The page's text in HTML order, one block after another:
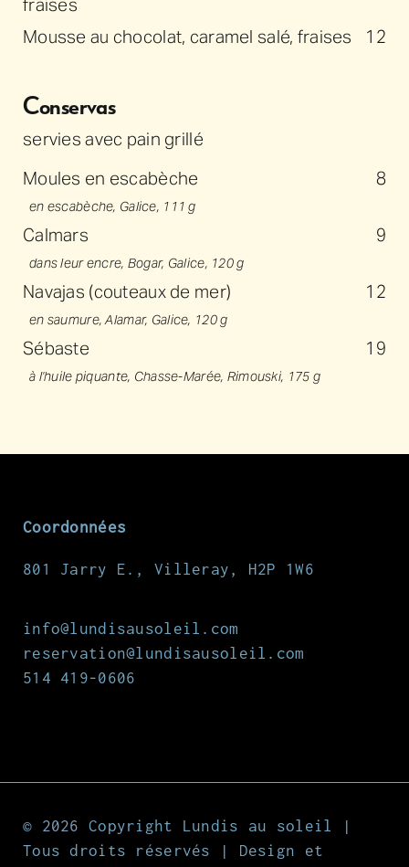
Mousse au chocolat, caramel salé, fraises 12
Conservas
servies avec pain grillé
Moules en escabèche
en escabèche, Galice, 111 g
8
Calmars
dans leur encre, Bogar, Galice, 120 g
9
Navajas (couteaux de mer)
en saumure, Alamar, Galice, 120 g
12
Sébaste
à l'huile piquante, Chasse-Marée, Rimouski, 175 g
19
Coordonnées
801 Jarry E., Villeray, H2P 1W6
info@lundisausoleil.com
reservation@lundisausoleil.com
514 419-0606
© 2026 Copyright Lundis au soleil |
Tous droits réservés | Design et